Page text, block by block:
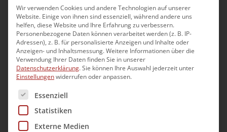
BRK
Wir verwenden Cookies und andere Technologien auf unserer
Website. Einige von ihnen sind essenziell, während andere uns
helfen, diese Website und Ihre Erfahrung zu verbessern.
Personenbezogene Daten können verarbeitet werden (z. B. IP-
Adressen), z. B. für personalisierte Anzeigen und Inhalte oder
Anzeigen- und Inhaltsmessung.Weitere Informationen über die
Verwendung Ihrer Daten finden Sie in unserer
Datenschutzerklärung.Sie können Ihre Auswahl jederzeit unter
Einstellungenwiderrufen oder anpassen.
Es folgt eine Liste der Service-Gruppen, für die eine
Essenziell
Statistiken
Externe Medien